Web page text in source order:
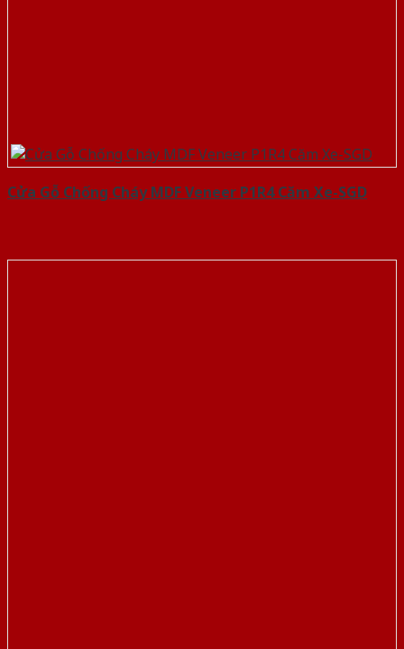
Cửa Gỗ Chống Cháy MDF Veneer P1R4 Căm Xe-SGD